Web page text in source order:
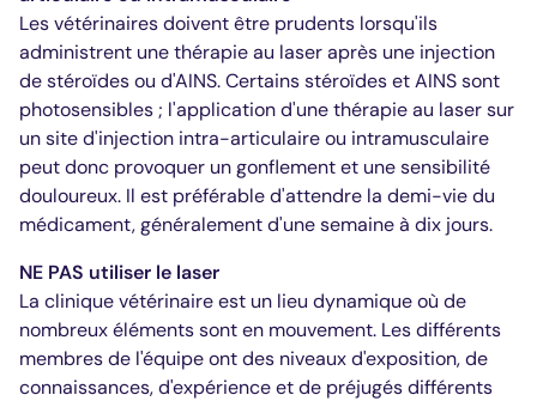
Les vétérinaires doivent être prudents lorsqu'ils
administrent une thérapie au laser après une injection
de stéroïdes ou d'AINS. Certains stéroïdes et AINS sont
photosensibles ; l'application d'une thérapie au laser sur
un site d'injection intra-articulaire ou intramusculaire
peut donc provoquer un gonflement et une sensibilité
douloureux. Il est préférable d'attendre la demi-vie du
médicament, généralement d'une semaine à dix jours.
NE PAS utiliser le laser
La clinique vétérinaire est un lieu dynamique où de
nombreux éléments sont en mouvement. Les différents
membres de l'équipe ont des niveaux d'exposition, de
connaissances, d'expérience et de préjugés différents